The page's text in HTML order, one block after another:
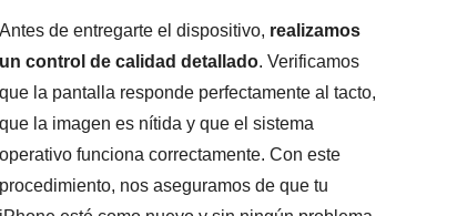
Antes de entregarte el dispositivo, realizamos
un control de calidad detallado. Verificamos
que la pantalla responde perfectamente al tacto,
que la imagen es nítida y que el sistema
operativo funciona correctamente. Con este
procedimiento, nos aseguramos de que tu